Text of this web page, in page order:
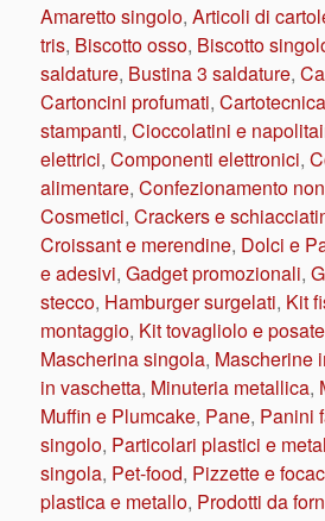
Amaretto singolo, Articoli di
tris, Biscotto osso, Biscotto
saldature, Bustina 3 saldature,
Cartoncini profumati, Cartotecnica
stampanti, Cioccolatini e
elettrici, Componenti elettronici,
alimentare, Confezionamento
Cosmetici, Crackers e
Croissant e merendine, Dolci e
e adesivi, Gadget promozionali,
stecco, Hamburger surgelati, Kit
montaggio, Kit tovagliolo e posate
Mascherina singola, Mascherine
in vaschetta, Minuteria metallica,
Muffin e Plumcake, Pane, Panini
singolo, Particolari plastici e
singola, Pet-food, Pizzette e
plastica e metallo, Prodotti da